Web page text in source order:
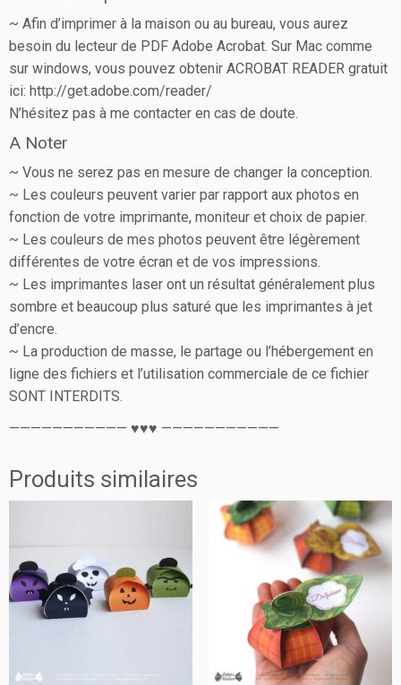
~ Afin d’imprimer à la maison ou au bureau, vous aurez
besoin du lecteur de PDF Adobe Acrobat. Sur Mac comme
sur windows, vous pouvez obtenir ACROBAT READER gratuit
ici: http://get.adobe.com/reader/
N’hésitez pas à me contacter en cas de doute.
A Noter
~ Vous ne serez pas en mesure de changer la conception.
~ Les couleurs peuvent varier par rapport aux photos en
fonction de votre imprimante, moniteur et choix de papier.
~ Les couleurs de mes photos peuvent être légèrement
différentes de votre écran et de vos impressions.
~ Les imprimantes laser ont un résultat généralement plus
sombre et beaucoup plus saturé que les imprimantes à jet
d’encre.
~ La production de masse, le partage ou l’hébergement en
ligne des fichiers et l’utilisation commerciale de ce fichier
SONT INTERDITS.
——————————— ♥♥♥ ———————————
Produits similaires